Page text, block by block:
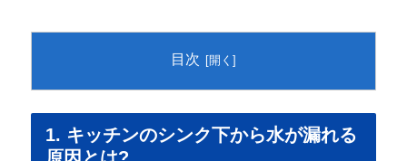
目次
1. キッチンのシンク下から水が漏れる